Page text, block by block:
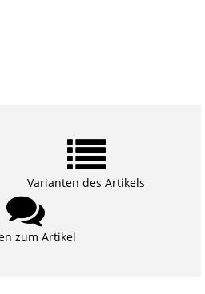
Varianten des Artikels
zum Artikel